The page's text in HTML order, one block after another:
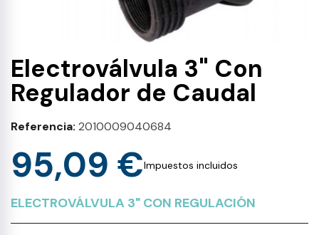
Electroválvula 3" Con
Regulador de Caudal
Referencia 2010009040684
95,09 €Impuestos incluidos
ELECTROVÁLVULA 3" CON REGULACIÓN